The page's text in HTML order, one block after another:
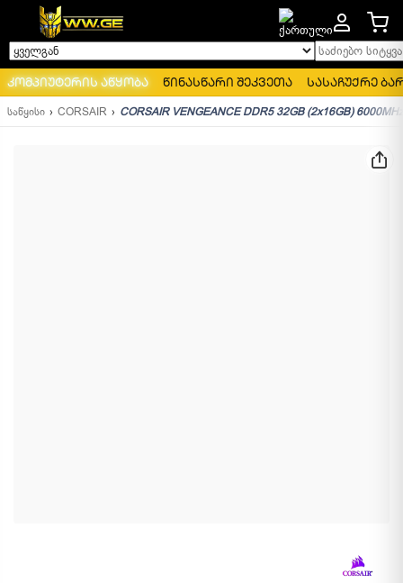
ყველგან საძიებო
კომპიუტერის აწყობა წინასწარი შეკვეთა სასაჩუქრე
საწყისი CORSAIR CORSAIR VENGEANCE DDR5 32GB (2x16GB) 6000MHz